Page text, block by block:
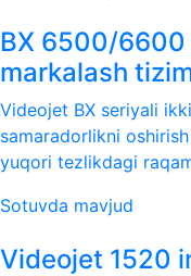
BX 6500/6600
markalash
Videojet BX seriyali
samaradorlikni
yuqori tezlikdagi
Sotuvda mavjud
Videojet 1520